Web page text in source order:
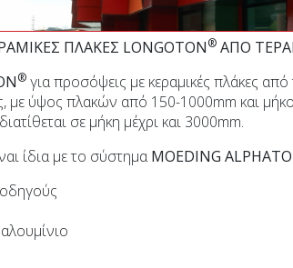
ΠΛΑΚΕΣ LONGOTON® ΑΠΟ
® για προσόψεις με κεραμικές πλάκες
με ύψος πλακών από 150-1000mm και
διατίθεται σε μήκη μέχρι και 3000mm.
ίδια με το σύστημαMOEDING